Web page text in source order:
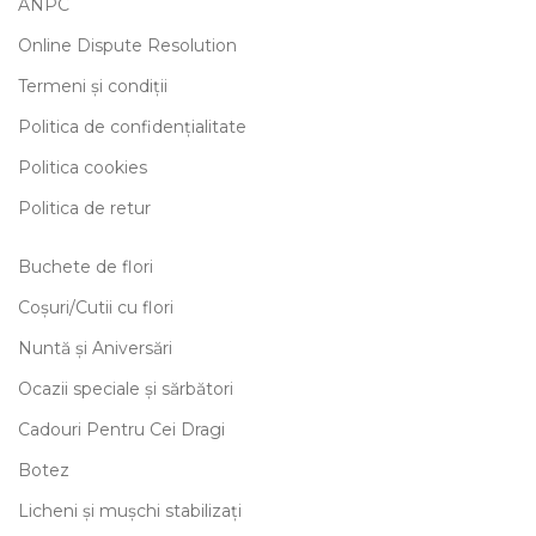
ANPC
Online Dispute Resolution
Termeni și condiții
Politica de confidențialitate
Politica cookies
Politica de retur
Buchete de flori
Coșuri/Cutii cu flori
Nuntă și Aniversări
Ocazii speciale și sărbători
Cadouri Pentru Cei Dragi
Botez
Licheni și mușchi stabilizați